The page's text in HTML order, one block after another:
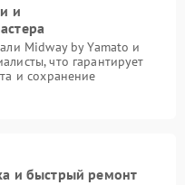
и
Midway by Yamato и
что гарантирует
и сохранение
и быстрый ремонт